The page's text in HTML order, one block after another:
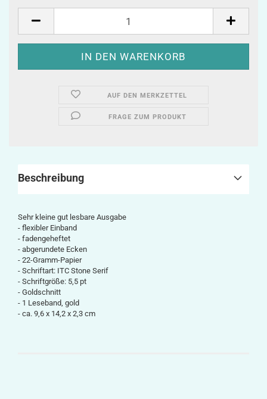
AUF DEN MERKZETTEL
FRAGE ZUM PRODUKT
Beschreibung
Sehr kleine gut lesbare Ausgabe
- flexibler Einband
- fadengeheftet
- abgerundete Ecken
- 22-Gramm-Papier
- Schriftart: ITC Stone Serif
- Schriftgröße: 5,5 pt
- Goldschnitt
- 1 Leseband, gold
- ca. 9,6 x 14,2 x 2,3 cm